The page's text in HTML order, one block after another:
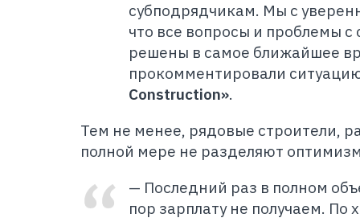
субподрядчикам. Мы с
что все вопросы и проблемы
решены в самое ближайшее
прокомментировали
Construction».
Тем не менее, рядовые строители,
полной мере не разделяют
— Последний раз в полном
пор зарплату не получаем. По